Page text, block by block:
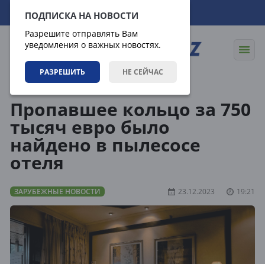
ПОДПИСКА НА НОВОСТИ
Разрешите отправлять Вам
уведомления о важных новостях.
РАЗРЕШИТЬ НЕ СЕЙЧАС
08.08.2026 17:42:53
Пропавшее кольцо за 750
тысяч евро было
найдено в пылесосе
отеля
ЗАРУБЕЖНЫЕ НОВОСТИ 23.12.2023 19:21